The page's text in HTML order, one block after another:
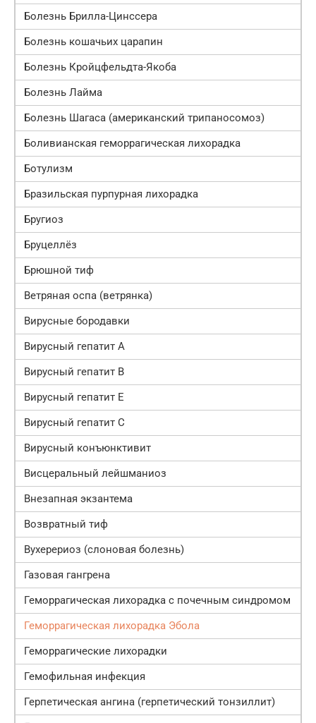
Болезнь Брилла-Цинссера
Болезнь кошачьих царапин
Болезнь Кройцфельдта-Якоба
Болезнь Лайма
Болезнь Шагаса (американский трипаносомоз)
Боливианская геморрагическая лихорадка
Ботулизм
Бразильская пурпурная лихорадка
Бругиоз
Бруцеллёз
Брюшной тиф
Ветряная оспа (ветрянка)
Вирусные бородавки
Вирусный гепатит A
Вирусный гепатит В
Вирусный гепатит Е
Вирусный гепатит С
Вирусный конъюнктивит
Висцеральный лейшманиоз
Внезапная экзантема
Возвратный тиф
Вухерериоз (слоновая болезнь)
Газовая гангрена
Геморрагическая лихорадка с почечным синдромом
Геморрагическая лихорадка Эбола
Геморрагические лихорадки
Гемофильная инфекция
Герпетическая ангина (герпетический тонзиллит)